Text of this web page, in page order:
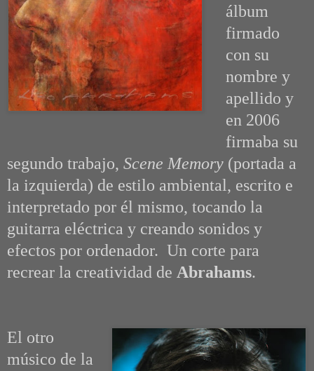
álbum
firmado
con su
nombre y
apellido y
en 2006
firmaba su
segundo trabajo, Scene Memory (portada a
la izquierda) de estilo ambiental, escrito e
interpretado por él mismo, tocando la
guitarra eléctrica y creando sonidos y
efectos por ordenador. Un corte para
recrear la creatividad de Abrahams.
El otro
músico de la